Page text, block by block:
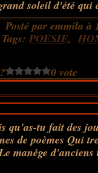
soleil d'été qui
Posté par emmila à
Tags: POESIE,
0 vote
qu'as-tu fait des
de poèmes Qui
manège